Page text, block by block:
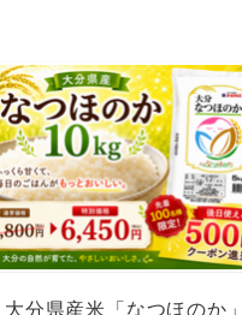
大分県産米「なつほのか」